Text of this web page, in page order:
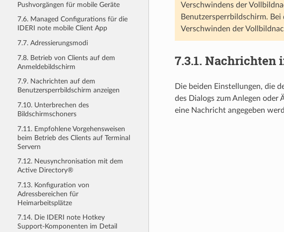
Pushvorgängen für mobile Geräte
7.6. Managed Configurations für die
IDERI note mobile Client App
7.7. Adressierungsmodi
7.8. Betrieb von Clients auf dem
Anmeldebildschirm
7.9. Nachrichten auf dem
Benutzersperrbildschirm anzeigen
7.10. Unterbrechen des
Bildschirmschoners
7.11. Empfohlene Vorgehensweisen
beim Betrieb des Clients auf Terminal
Servern
7.12. Neusynchronisation mit dem
Active Directory®
7.13. Konfiguration von
Adressbereichen für
Heimarbeitsplätze
7.14. Die IDERI note Hotkey
Support-Komponenten im Detail
Verschwindens der
Benutzersperrbildschirm.
Verschwinden der
7.3.1. Nachrichten
Die beiden Einstellungen, die
des Dialogs zum Anlegen
eine Nachricht angegeben